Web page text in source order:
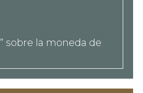
sobre la moneda de